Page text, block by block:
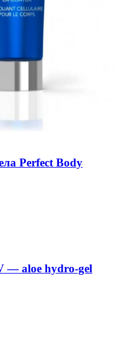
Perfect Body
— aloe hydro-gel